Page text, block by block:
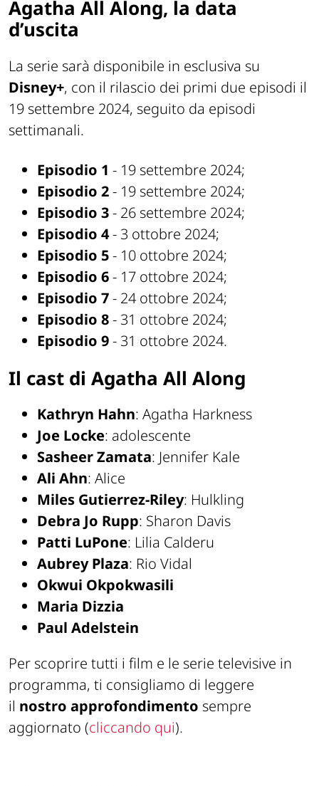
Agatha All Along, la data
d’uscita
La serie sarà disponibile in esclusiva su
Disney+, con il rilascio dei primi due episodi il
19 settembre 2024, seguito da episodi
settimanali.
Episodio 1 - 19 settembre 2024;
Episodio 2- 19 settembre 2024;
Episodio 3- 26 settembre 2024;
Episodio 4- 3 ottobre 2024;
Episodio 5- 10 ottobre 2024;
Episodio 6- 17 ottobre 2024;
Episodio 7- 24 ottobre 2024;
Episodio 8- 31 ottobre 2024;
Episodio 9- 31 ottobre 2024.
Il cast di Agatha All Along
Kathryn Hahn: Agatha Harkness
Joe Locke: adolescente
Sasheer Zamata: Jennifer Kale
Ali Ahn: Alice
Miles Gutierrez-Riley: Hulkling
Debra Jo Rupp: Sharon Davis
Patti LuPone: Lilia Calderu
Aubrey Plaza: Rio Vidal
Okwui Okpokwasili
Maria Dizzia
Paul Adelstein
Per scoprire tutti i film e le serie televisive in
programma, ti consigliamo di leggere
il nostro approfondimento sempre
aggiornato (cliccando qui).